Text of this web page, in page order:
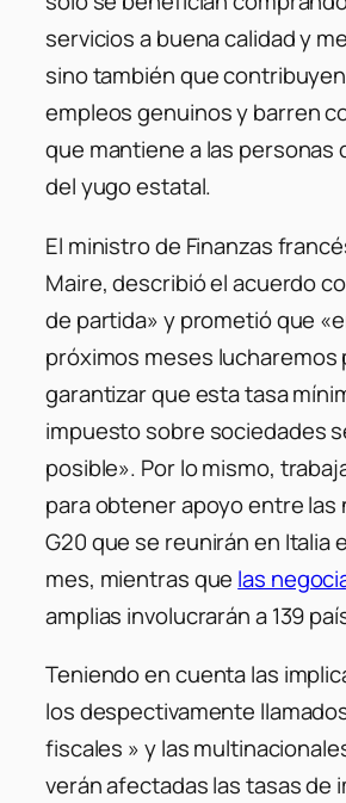
servicios a buena calidad y
sino también que
empleos genuinos y barren
que mantiene a las personas
del yugo estatal.
El ministro de Finanzas
Maire, describió el acuerdo
de partida» y prometió que
próximos meses lucharemos
garantizar que esta tasa
impuesto sobre sociedades
posible». Por lo mismo,
para obtener apoyo entre las
G20 que se reunirán en Italia
mes, mientras que las
amplias involucrarán a 139
Teniendo en cuenta las
los despectivamente
fiscales » y las
verán afectadas las tasas de